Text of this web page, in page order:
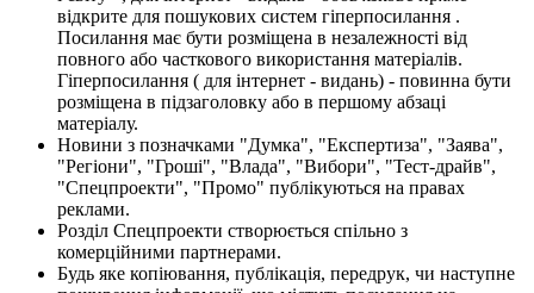
відкрите для пошукових систем гіперпосилання .
Посилання має бути розміщена в незалежності від
повного або часткового використання матеріалів.
Гіперпосилання ( для інтернет - видань) - повинна бути
розміщена в підзаголовку або в першому абзаці
матеріалу.
Новини з позначками "Думка", "Експертиза", "Заява",
"Регіони", "Гроші", "Влада", "Вибори", "Тест-драйв",
"Спецпроекти", "Промо" публікуються на правах
реклами.
Розділ Спецпроекти створюється спільно з
комерційними партнерами.
Будь яке копіювання, публікація, передрук, чи наступне